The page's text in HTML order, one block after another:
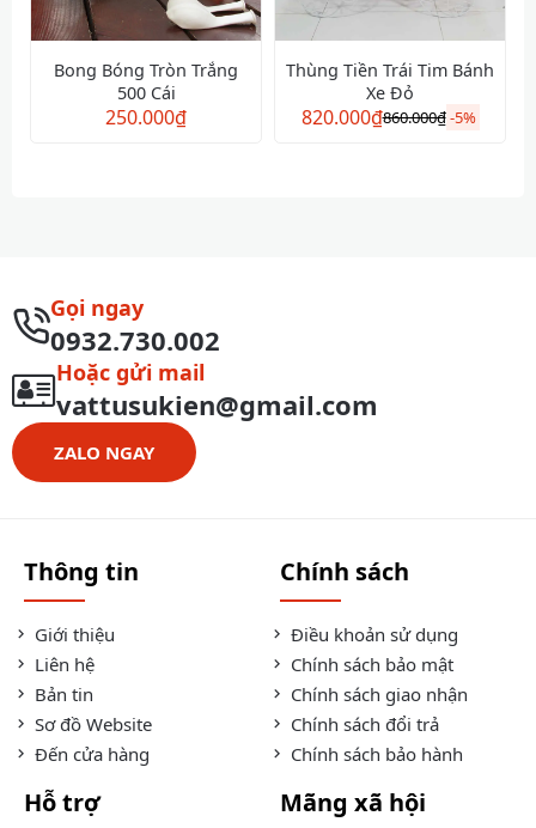
Bong Bóng Tròn Trắng
500 Cái
250.000₫
Thùng Tiền Trái Tim Bánh
Xe Đỏ
820.000₫860.000₫-5%
Gọi ngay
0932.730.002
Hoặc gửi mail
vattusukien@gmail.com
ZALO NGAY
Thông tin
Giới thiệu
Liên hệ
Bản tin
Sơ đồ Website
Đến cửa hàng
Chính sách
Điều khoản sử dụng
Chính sách bảo mật
Chính sách giao nhận
Chính sách đổi trả
Chính sách bảo hành
Hỗ trợ Mãng xã hội